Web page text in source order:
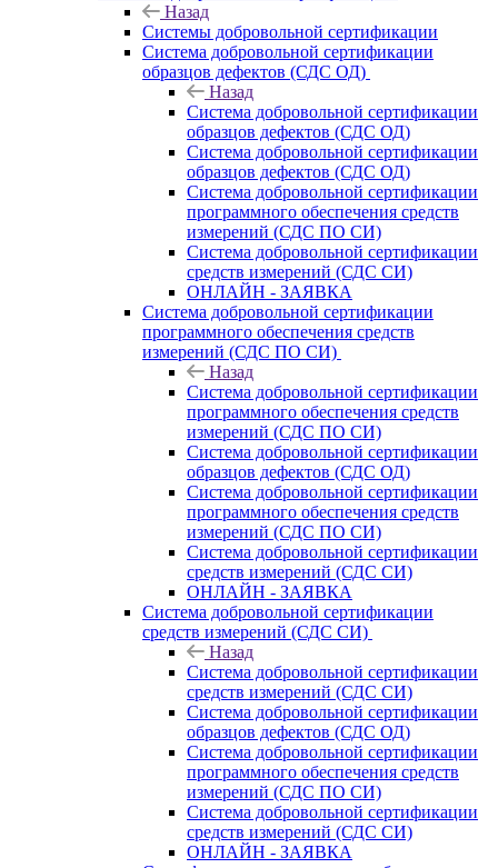
Назад
Системы добровольной сертификации
Система добровольной сертификации
образцов дефектов (СДС ОД)
Назад
Система добровольной сертификации
образцов дефектов (СДС ОД)
Система добровольной сертификации
образцов дефектов (СДС ОД)
Система добровольной сертификации
программного обеспечения средств
измерений (СДС ПО СИ)
Система добровольной сертификации
средств измерений (СДС СИ)
ОНЛАЙН - ЗАЯВКА
Система добровольной сертификации
программного обеспечения средств
измерений (СДС ПО СИ)
Назад
Система добровольной сертификации
программного обеспечения средств
измерений (СДС ПО СИ)
Система добровольной сертификации
образцов дефектов (СДС ОД)
Система добровольной сертификации
программного обеспечения средств
измерений (СДС ПО СИ)
Система добровольной сертификации
средств измерений (СДС СИ)
ОНЛАЙН - ЗАЯВКА
Система добровольной сертификации
средств измерений (СДС СИ)
Назад
Система добровольной сертификации
средств измерений (СДС СИ)
Система добровольной сертификации
образцов дефектов (СДС ОД)
Система добровольной сертификации
программного обеспечения средств
измерений (СДС ПО СИ)
Система добровольной сертификации
средств измерений (СДС СИ)
ОНЛАЙН - ЗАЯВКА